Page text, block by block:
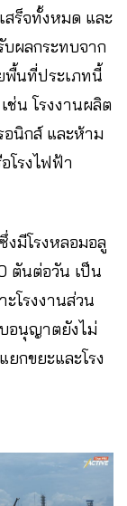
สร็จทั้งหมด และ
บผลกระทบจาก
พื้นที่ประเภทนี้
ช่น โรงงานผลิต
อนิกส์ และห้าม
โรงไฟฟ้า
ซึ่งมีโรงหลอมอลู
ตันต่อวัน เป็น
โรงงานส่วน
อนุญาตยังไม่
ยกขยะและโรง